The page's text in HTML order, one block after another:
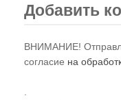
Добавить
ВНИМАНИЕ!
согласие на